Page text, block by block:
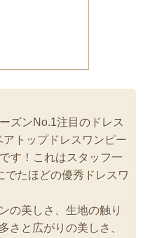
ズンNo.1注目のドレス
トップドレスワンピー
す！これはスタッフ一
でたほどの優秀ドレスワ
の美しさ、生地の触り
さと広がりの美しさ、